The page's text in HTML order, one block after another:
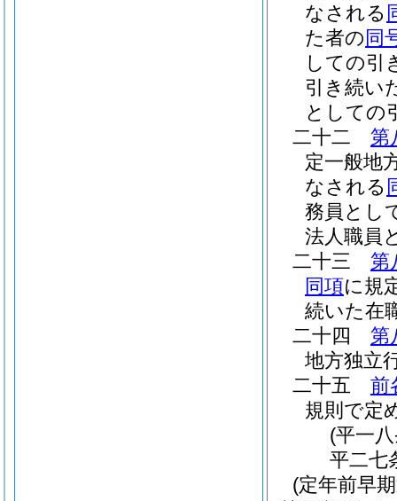
なされる
た者の 同
しての引
引き続い
としての
二十二
第
定一般地
なされる
務員とし
法人職員
二十三
第
同項に規
続いた在
二十四
第
地方独立
二十五
前
規則で定
(平一
平二七
(定年前早